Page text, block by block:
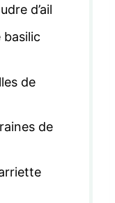
d’ail
basilic
de
de